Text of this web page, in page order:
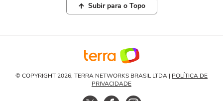
Subir para o Topo
© COPYRIGHT 2026, TERRA NETWORKS BRASIL LTDA | POLÍTICA DE
PRIVACIDADE